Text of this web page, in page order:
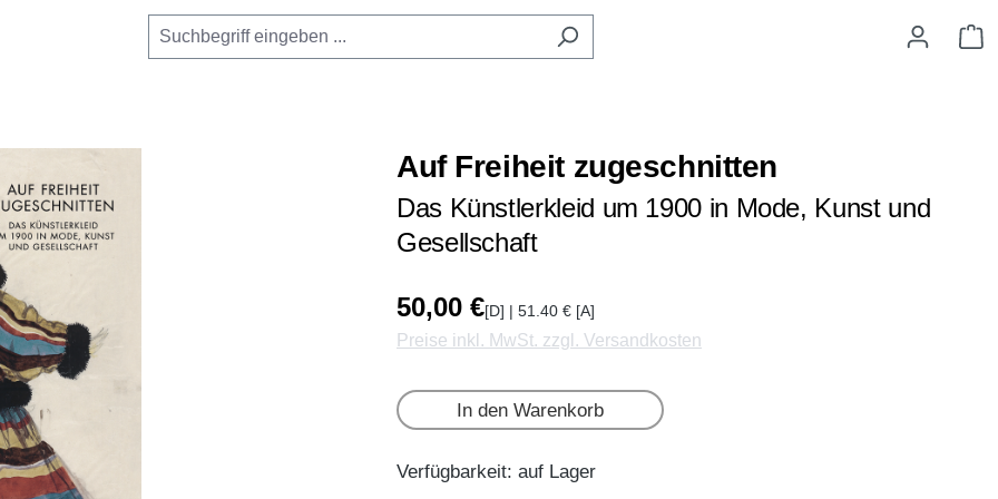
Auf Freiheit zugeschnitten
Das Künstlerkleid um 1900 in Mode, Kunst und
Gesellschaft
50,00 €[D] | 51.40 € [A]
Preise inkl. MwSt. zzgl. Versandkosten
In den Warenkorb
Verfügbarkeit: auf Lager